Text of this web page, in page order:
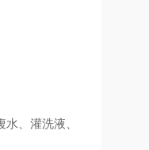
、灌洗液、